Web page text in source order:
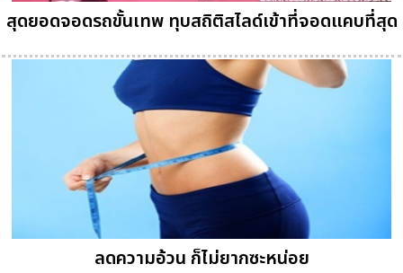
สุดยอดจอดรถขั้นเทพ ทุบสถิติสไลด์เข้าที่จอดแคบที่สุด
ลดความอ้วน ก็ไม่ยากซะหน่อย